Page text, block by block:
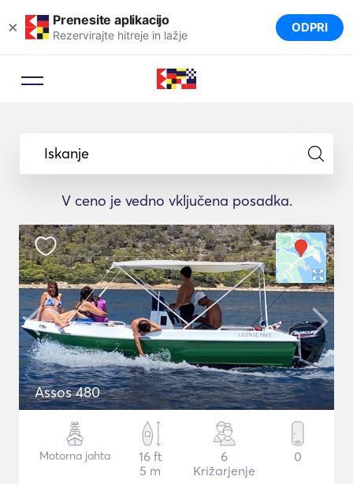
× Prenesite aplikacijo
Rezervirajte hitreje in lažje ODPRI
Iskanje
V ceno je vedno vključena posadka.
Assos 480
Motorna jahta
16 ft
5 m
6
Križarjenje
0